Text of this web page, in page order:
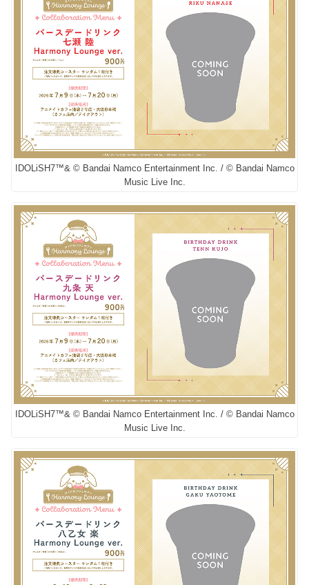
IDOLiSH7™& © Bandai Namco Entertainment Inc. / © Bandai Namco
Music Live Inc.
IDOLiSH7™& © Bandai Namco Entertainment Inc. / © Bandai Namco
Music Live Inc.